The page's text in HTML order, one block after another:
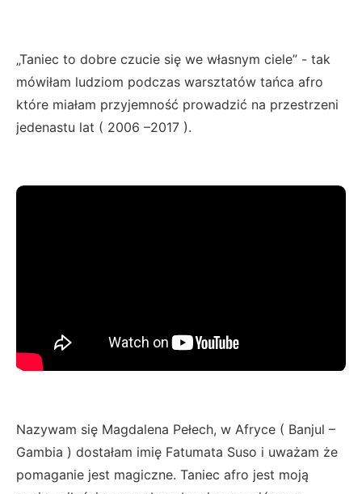
„Taniec to dobre czucie się we własnym ciele” - tak
mówiłam ludziom podczas warsztatów tańca afro
które miałam przyjemność prowadzić na przestrzeni
jedenastu lat ( 2006 –2017 ).
Nazywam się Magdalena Pełech, w Afryce ( Banjul –
Gambia ) dostałam imię Fatumata Suso i uważam że
pomaganie jest magiczne. Taniec afro jest moją